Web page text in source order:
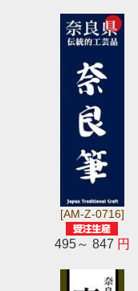
[AM-Z-0716]
495～ 847 円